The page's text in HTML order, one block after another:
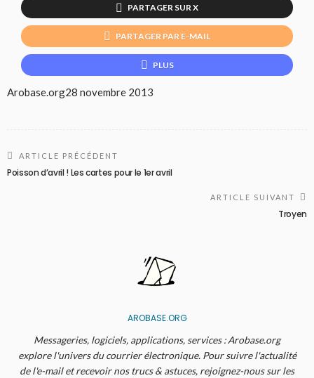
PARTAGER SUR X
PARTAGER PAR E-MAIL
PLUS
Arobase.org28 novembre 2013
ARTICLE PRÉCÉDENT
Poisson d’avril ! Les cartes pour le 1er avril
ARTICLE SUIVANT
Troyen
AROBASE.ORG
Messageries, logiciels, applications, services : Arobase.org
explore l'univers du courrier électronique. Pour suivre l'actualité
de l'e-mail et recevoir nos trucs & astuces, rejoignez-nous sur les